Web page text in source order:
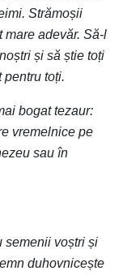
Strămoșii
mare adevăr. Să-l
și să știe toți
pentru toți.
bogat tezaur:
vremelnice pe
sau în
semenii voștri și
duhovnicește